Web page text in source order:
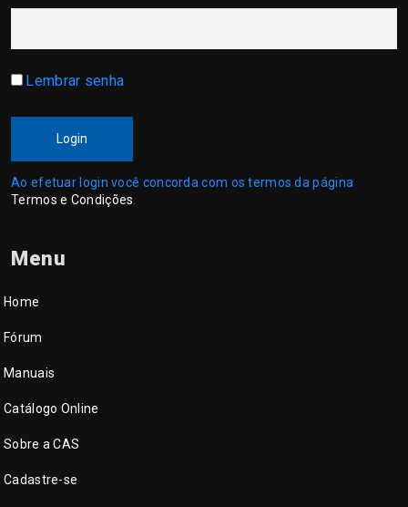
Lembrar senha
Login
Ao efetuar login você concorda com os termos da página
Termos e Condições
Menu
Home
Fórum
Manuais
Catálogo Online
Sobre a CAS
Cadastre-se